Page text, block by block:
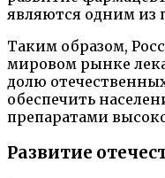
являются одним из
Таким образом,
мировом рынке
долю
обеспечить
препаратами
Развитие